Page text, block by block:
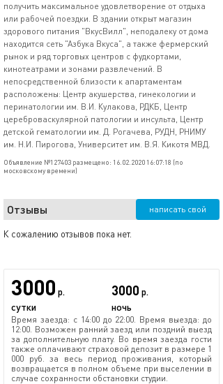
получить максимальное удовлетворение от отдыха
или рабочей поездки. В здании открыт магазин
здорового питания "ВкусВилл", неподалеку от дома
находится сеть "Азбука Вкуса", а также фермерский
рынок и ряд торговых центров с фудкортами,
кинотеатрами и зонами развлечений. В
непосредственной близости к апартаментам
расположены: Центр акушерства, гинекологии и
перинатологии им. В.И. Кулакова, РДКБ, Центр
цереброваскулярной патологии и инсульта, Центр
детской гематологии им. Д. Рогачева, РУДН, РНИМУ
им. Н.И. Пирогова, Университет им. В.Я. Кикотя МВД.
Объявление №127403 размещено: 16.02.2020 16:07:18 (по
московскому времени)
Отзывы написать свой
К сожалению отзывов пока нет.
3000 р.
сутки
3000 р.
ночь
Время заезда: с 14:00 до 22:00. Время выезда: до
12:00. Возможен ранний заезд или поздний выезд
за дополнительную плату. Во время заезда гости
также оплачивают страховой депозит в размере 1
000 руб. за весь период проживания, который
возвращается в полном объеме при выселении в
случае сохранности обстановки студии.